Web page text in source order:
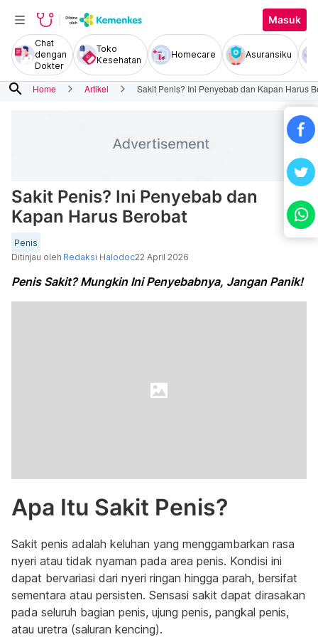
Masuk
Chat
dengan
Dokter
Toko
Kesehatan
Homecare Asuransiku
search Home Artikel Sakit Penis? Ini Penyebab dan Kapan Harus
Sakit Penis? Ini Penyebab dan
Kapan Harus Berobat
Penis
Ditinjau oleh Redaksi Halodoc22 April 2026
Penis Sakit? Mungkin Ini Penyebabnya, Jangan Panik!
Apa Itu Sakit Penis?
Sakit penis adalah keluhan yang menggambarkan rasa
nyeri atau tidak nyaman pada area penis. Kondisi ini
dapat bervariasi dari nyeri ringan hingga parah, bersifat
sementara atau persisten. Sensasi sakit dapat dirasakan
pada seluruh bagian penis, ujung penis, pangkal penis,
atau uretra (saluran kencing).